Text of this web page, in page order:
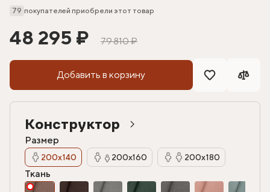
79 покупателей приобрели этот товар
48 295 ₽ 79 810 ₽
Добавить в корзину
Конструктор
Размер
200х140 200х160 200х180
Ткань